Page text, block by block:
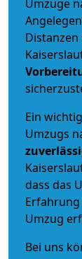
Umzüge
Ein
Umzugs
dass das
Umzug
Bei uns